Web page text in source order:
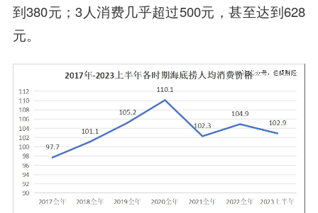
到380元；3人消费几乎超过500元，甚至达到628
元。